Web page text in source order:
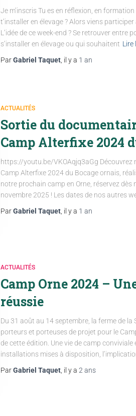
Je m’inscris Tu es en réflexion, en
t’installer en élevage ? Alors viens
L’idée de ce week-end ? Se retrouver entre
s’installer en élevage ou qui souhaitent Lire
ParGabriel Taquet, il y a 1 an
ACTUALITÉS
Sortie du
Camp Alterfixe 2024
https://youtu.be/VKOAqjq3aGg
Camp Alterfixe 2024 du Bocage ornais,
notre prochain camp en Orne, réservez
novembre 2025 ! Les dates de nos autres
ParGabriel Taquet, il y a 1 an
ACTUALITÉS
Camp Orne 2024 –
réussie
Du 31 août au 14 septembre, la ferme de
porteurs et porteuses de projet pour le
de cette édition. Une vie de camp conviviale
installations mises à disposition,
ParGabriel Taquet, il y a 2 ans